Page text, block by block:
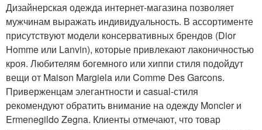
Дизайнерская одежда интернет-магазина позволяет
мужчинам выражать индивидуальность. В ассортименте
присутствуют модели консервативных брендов (Dior
Homme или Lanvin), которые привлекают лаконичностью
кроя. Любителям богемного или хиппи стиля подойдут
вещи от Maison Margiela или Comme Des Garcons.
Приверженцам элегантности и casual-стиля
рекомендуют обратить внимание на одежду Moncler и
Ermenegildo Zegna. Клиенты отмечают, что товар